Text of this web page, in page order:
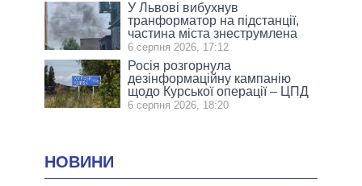
У Львові вибухнув
транформатор на підстанції,
частина міста знеструмлена
6 серпня 2026, 17:12
Росія розгорнула
дезінформаційну кампанію
щодо Курської операції – ЦПД
6 серпня 2026, 18:20
НОВИНИ